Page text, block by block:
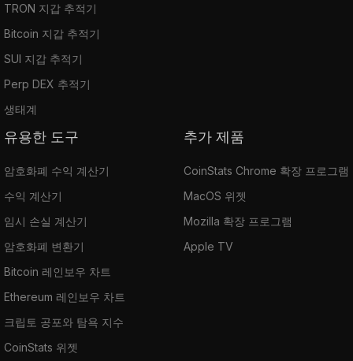
TRON 지갑 추적기
Bitcoin 지갑 추적기
SUI 지갑 추적기
Perp DEX 추적기
생태계
유용한 도구
암호화폐 수익 계산기
수익 계산기
임시 손실 계산기
암호화폐 변환기
Bitcoin 레인보우 차트
Ethereum 레인보우 차트
크립토 공포와 탐욕 지수
CoinStats 위젯
추가 제품
CoinStats Chrome 확장 프로그램
MacOS 위젯
Mozilla 확장 프로그램
Apple TV